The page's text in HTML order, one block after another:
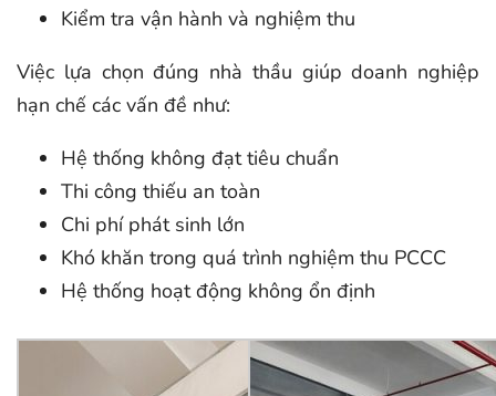
Kiểm tra vận hành và nghiệm thu
Việc lựa chọn đúng nhà thầu giúp doanh nghiệp
hạn chế các vấn đề như:
Hệ thống không đạt tiêu chuẩn
Thi công thiếu an toàn
Chi phí phát sinh lớn
Khó khăn trong quá trình nghiệm thu PCCC
Hệ thống hoạt động không ổn định